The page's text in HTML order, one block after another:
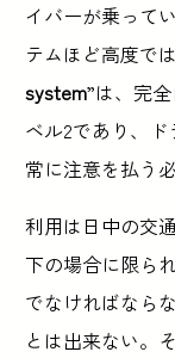
イバーが乗って
テムほど高度で
system”は、完
ベル2であり、ド
常に注意を払う
利用は日中の交
下の場合に限ら
でなければなら
とは出来ない。